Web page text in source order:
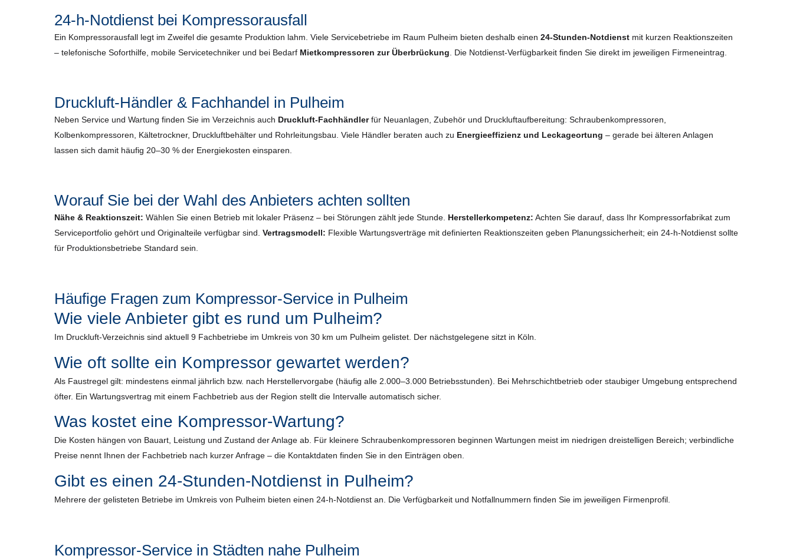
24-h-Notdienst bei Kompressorausfall
Ein Kompressorausfall legt im Zweifel die gesamte Produktion lahm. Viele Servicebetriebe im Raum Pulheim bieten deshalb einen 24-Stunden-Notdienst mit kurzen Reaktionszeiten
– telefonische Soforthilfe, mobile Servicetechniker und bei Bedarf Mietkompressoren zur Überbrückung . Die Notdienst-Verfügbarkeit finden Sie direkt im jeweiligen Firmeneintrag.
Druckluft-Händler & Fachhandel in Pulheim
Neben Service und Wartung finden Sie im Verzeichnis auch Druckluft-Fachhändlerfür Neuanlagen, Zubehör und Druckluftaufbereitung: Schraubenkompressoren,
Kolbenkompressoren, Kältetrockner, Druckluftbehälter und Rohrleitungsbau. Viele Händler beraten auch zu Energieeffizienz und Leckageortung – gerade bei älteren Anlagen
lassen sich damit häufig 20–30 % der Energiekosten einsparen.
Worauf Sie bei der Wahl des Anbieters achten sollten
Nähe & Reaktionszeit: Wählen Sie einen Betrieb mit lokaler Präsenz – bei Störungen zählt jede Stunde. Herstellerkompetenz: Achten Sie darauf, dass Ihr Kompressorfabrikat zum
Serviceportfolio gehört und Originalteile verfügbar sind. Vertragsmodell: Flexible Wartungsverträge mit definierten Reaktionszeiten geben Planungssicherheit; ein 24-h-Notdienst sollte
für Produktionsbetriebe Standard sein.
Häufige Fragen zum Kompressor-Service in Pulheim
Wie viele Anbieter gibt es rund um Pulheim?
Im Druckluft-Verzeichnis sind aktuell 9 Fachbetriebe im Umkreis von 30 km um Pulheim gelistet. Der nächstgelegene sitzt in Köln.
Wie oft sollte ein Kompressor gewartet werden?
Als Faustregel gilt: mindestens einmal jährlich bzw. nach Herstellervorgabe (häufig alle 2.000–3.000 Betriebsstunden). Bei Mehrschichtbetrieb oder staubiger Umgebung entsprechend
öfter. Ein Wartungsvertrag mit einem Fachbetrieb aus der Region stellt die Intervalle automatisch sicher.
Was kostet eine Kompressor-Wartung?
Die Kosten hängen von Bauart, Leistung und Zustand der Anlage ab. Für kleinere Schraubenkompressoren beginnen Wartungen meist im niedrigen dreistelligen Bereich; verbindliche
Preise nennt Ihnen der Fachbetrieb nach kurzer Anfrage – die Kontaktdaten finden Sie in den Einträgen oben.
Gibt es einen 24-Stunden-Notdienst in Pulheim?
Mehrere der gelisteten Betriebe im Umkreis von Pulheim bieten einen 24-h-Notdienst an. Die Verfügbarkeit und Notfallnummern finden Sie im jeweiligen Firmenprofil.
Kompressor-Service in Städten nahe Pulheim